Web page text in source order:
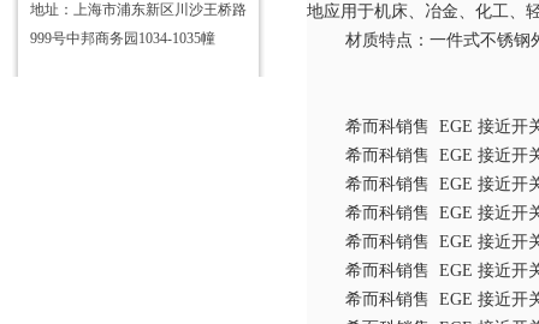
地址：上海市浦东新区川沙王桥路
999号中邦商务园1034-1035幢
地应用于机床、冶金、化工、
材质特点：一件式不锈钢
希而科销售 EGE 接近开
希而科销售 EGE 接近开
希而科销售 EGE 接近开
希而科销售 EGE 接近开
希而科销售 EGE 接近开
希而科销售 EGE 接近开
希而科销售 EGE 接近开